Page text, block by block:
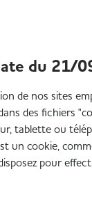
du 21/
de nos sites
des fichiers
tablette ou
un cookie,
pour